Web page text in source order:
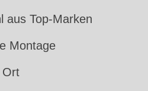
aus Top-Marken
Montage
Ort